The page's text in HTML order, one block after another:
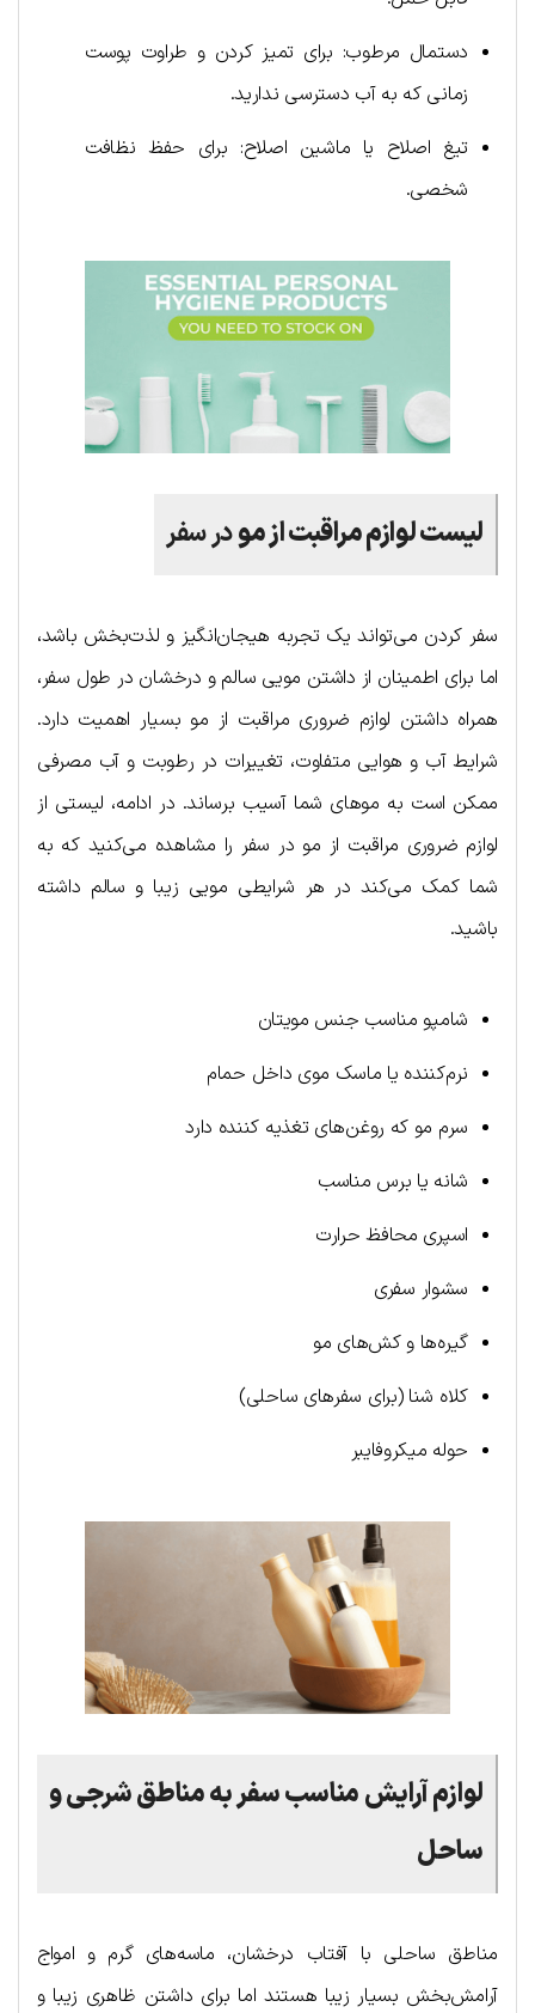
دستمال مرطوب: برای تمیز کردن و طراوت پوست
زمانی که به آب دسترسی ندارید.
تیغ اصلاح یا ماشین اصلاح: برای حفظ نظافت
شخصی.
لیست لوازم مراقبت از مودر سفر
سفر کردن می‌تواند یک تجربه هیجان‌انگیز و لذت‌بخش باشد،
اما برای اطمینان از داشتن مویی سالم و درخشان در طول سفر،
همراه داشتن لوازم ضروری مراقبت از مو بسیار اهمیت دارد.
شرایط آب و هوایی متفاوت، تغییرات در رطوبت و آب مصرفی
ممکن است به موهای شما آسیب برساند. در ادامه، لیستی از
لوازم ضروری مراقبت از مو در سفر را مشاهده می‌کنید که به
شما کمک می‌کند در هر شرایطی مویی زیبا و سالم داشته
باشید.
شامپو مناسب جنس مویتان
نرم‌کننده یا ماسک موی داخل حمام
سرم مو که روغن‌های تغذیه کننده دارد
شانه یا برس مناسب
اسپری محافظ حرارت
سشوار سفری
گیره‌ها و کش‌های مو
کلاه شنا (برای سفرهای ساحلی)
حوله میکروفایبر
لوازم آرایش مناسب سفر به مناطق شرجی و
ساحل
مناطق ساحلی با آفتاب درخشان، ماسه‌های گرم و امواج
آرامش‌بخش بسیار زیبا هستند اما برای داشتن ظاهری زیبا و